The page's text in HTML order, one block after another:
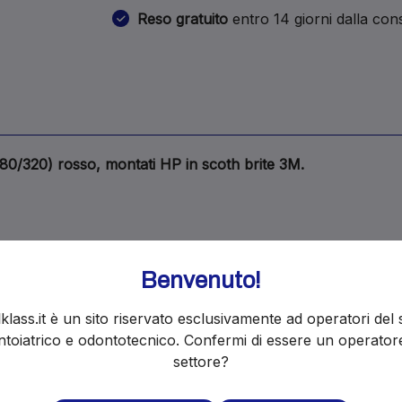
Reso gratuito entro 14 giorni dalla
320) rosso, montati HP in scoth brite 3M.
ordini restano attivi e le spedizioni
Benvenuto!
è un sito riservato esclusivamente ad operatori del
e odontotecnico. Confermi di essere un
settore?